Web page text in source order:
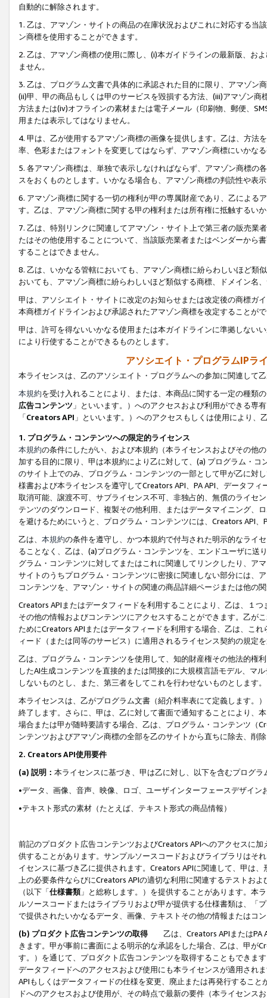
自動的に解除されます。
1. 乙は、アマゾン・サイトの商品の在庫状況およびこれに対応する
ン商標を使用することができます。
2. 乙は、アマゾン商標の使用に際し、(i)本ガイドラインの最新版、お
ません。
3. 乙は、プログラム文書で具体的に承認された目的に限り、アマゾン
(ii)甲、甲の商品もしくは甲のサービスを毀損する方法、(iii)アマゾン
方法または(iv)オフラインの素材または電子メール（印刷物、郵便、
用または表示してはなりません。
4. 甲は、乙が使用するアマゾン商標の画像を提供します。乙は、方
率、色彩またはフォントを変更してはならず、アマゾン商標にいかな
5. 各アマゾン商標は、単独で表示しなければならず、アマゾン商標
スをおくものとします。いかなる場合も、アマゾン商標の判読性や表
6. アマゾン商標に関する一切の権利が甲の専属財産であり、乙による
す。乙は、アマゾン商標に関する甲の権利または所有権に抵触するい
7. 乙は、特別リンクに関連してアマゾン・サイト上で第三者の販売
たはその他使用することについて、当該販売業者またはベンダーから
することはできません。
8. 乙は、いかなる管轄においても、アマゾン商標に紛らわしいほど類
おいても、アマゾン商標に紛らわしいほど類似する商標、ドメイン名
甲は、アソシエイト・サイトに改定のお知らせまたは改定後の商標ガ
本商標ガイドラインおよび承認されたアマゾン商標を改定することが
甲は、許可を得ないいかなる使用または本ガイドラインに準拠しない
により行使することができるものとします。
アソシエイト・プログラムIPラ
本ライセンスは、乙のアソシエイト・プログラムへの参加に関連して
本規約を受け入れることにより、または、本商品に関する一定の種類
広告コンテンツ 」といいます。）へのアクセスおよび利用ができる専
「Creators API 」といいます。）へのアクセスもしくは使用により
1. プログラム・コンテンツへの限定的ライセンス
本規約の条件にしたがい、および本規約（本ライセンスおよびその他
加する目的に限り、甲は本規約により乙に対して、(a) プログラム・
のサイト上でのみ、プログラム・コンテンツの一部として甲が乙に対
様書および本ライセンスを遵守してCreators API、PA API、データフ
取消可能、譲渡不可、サブライセンス不可、非独占的、無償のライセ
テンツのダウンロード、複製その他利用、またはデータマイニング、
を避けるためにいうと、プログラム・コンテンツには、Creators API
乙は、 本規約の条件を遵守し、かつ本規約で付与された明示的なライ
ることなく、乙は、(a)プログラム・コンテンツを、エンドユーザに
グラム・コンテンツに対してまたはこれに関連してリンクしたり、ア
サイトのうちプログラム・コンテンツに密接に関連しない部分には、
コンテンツを、アマゾン・サイトの関連の商品詳細ページまたは他の
Creators APIまたはデータフィードを利用することにより、乙は、１
その他の情報およびコンテンツにアクセスすることができます。乙が
ためにCreators APIまたはデータフィードを利用する場合、乙は、こ
ィード（または同等のサービス）に適用されるライセンス契約の規定
乙は、プログラム・コンテンツを使用して、知的財産権その他法的権
したAI生成コンテンツを直接的または間接的に大規模言語モデル、マ
しないものとし、また、第三者をしてこれを行わせないものとします。
本ライセンスは、乙がプログラム文書（紹介料率表にて定義します。
終了します。さらに、甲は、乙に対して書面で通知することにより、
場合または甲が随時要請する場合、乙は、プログラム・コンテンツ（
ンテンツおよびアマゾン商標の全部を乙のサイトから直ちに除去、削
2. Creators API使用要件
(a) 説明： 本ライセンスに基づき、甲は乙に対し、以下を含むプログ
•データ、画像、音声、映像、ロゴ、ユーザインターフェースデザイ
•テキスト形式の素材（たとえば、テキスト形式の商品情報）
前記のプロダクト広告コンテンツおよびCreators APIへのアクセスに
供することがあります。サンプルソースコードおよびライブラリはそ
イセンスに基づき乙に提供されます。Creators APIに関連して、甲は
上の必要条件ならびにCreators APIの適切な利用に関連するテストお
（以下「仕様書類」と総称します。）を提供することがあります。本
ルソースコードまたはライブラリおよび甲が提供する仕様書類は、「
で提供されたいかなるデータ、画像、テキストその他の情報またはコ
(b) プロダクト広告コンテンツの取得
乙は、Creators APIまたはPA
きます。甲が事前に書面による明示的な承認をした場合、乙は、甲が
す。）を通じて、プロダクト広告コンテンツを取得することもできま
データフィードへのアクセスおよび使用にも本ライセンスが適用され
APIもしくはデータフィードの仕様を変更、廃止または再発行するこ
ドへのアクセスおよび使用が、その時点で最新の要件（本ライセン